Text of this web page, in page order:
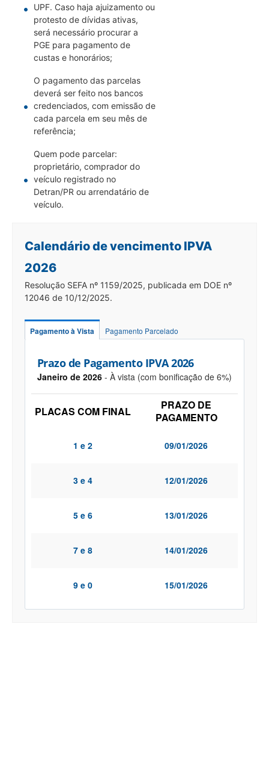
UPF. Caso haja ajuizamento ou
protesto de dívidas ativas,
será necessário procurar a
PGE para pagamento de
custas e honorários;
O pagamento das parcelas
deverá ser feito nos bancos
credenciados, com emissão de
cada parcela em seu mês de
referência;
Quem pode parcelar:
proprietário, comprador do
veículo registrado no
Detran/PR ou arrendatário de
veículo.
Calendário de vencimento IPVA
2026
Resolução SEFA nº 1159/2025, publicada em DOE nº
12046 de 10/12/2025.
Pagamento à Vista Pagamento Parcelado
Prazo de Pagamento IPVA 2026
Janeiro de 2026 - À vista (com bonificação de 6%)
PLACAS COM FINAL
PRAZO DE
PAGAMENTO
1 e 2 09/01/2026
3 e 4 12/01/2026
5 e 6 13/01/2026
7 e 8 14/01/2026
9 e 0 15/01/2026